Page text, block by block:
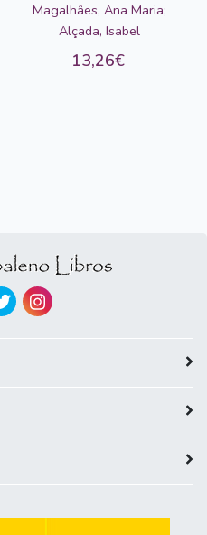
Magalhâes, Ana Maria;
Alçada, Isabel
13,26€